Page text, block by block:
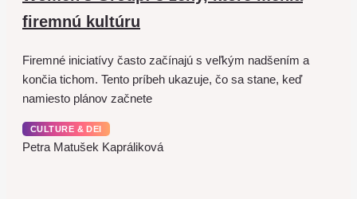
firemnú kultúru
Firemné iniciatívy často začínajú s veľkým nadšením a
končia tichom. Tento príbeh ukazuje, čo sa stane, keď
namiesto plánov začnete
CULTURE & DEI
Petra Matušek Kapráliková